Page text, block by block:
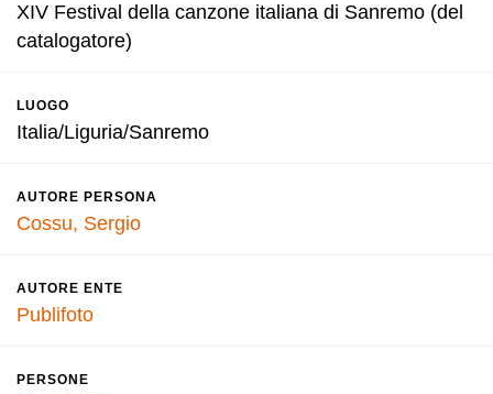
XIV Festival della canzone italiana di Sanremo (del
catalogatore)
LUOGO
Italia/Liguria/Sanremo
AUTORE PERSONA
Cossu, Sergio
AUTORE ENTE
Publifoto
PERSONE